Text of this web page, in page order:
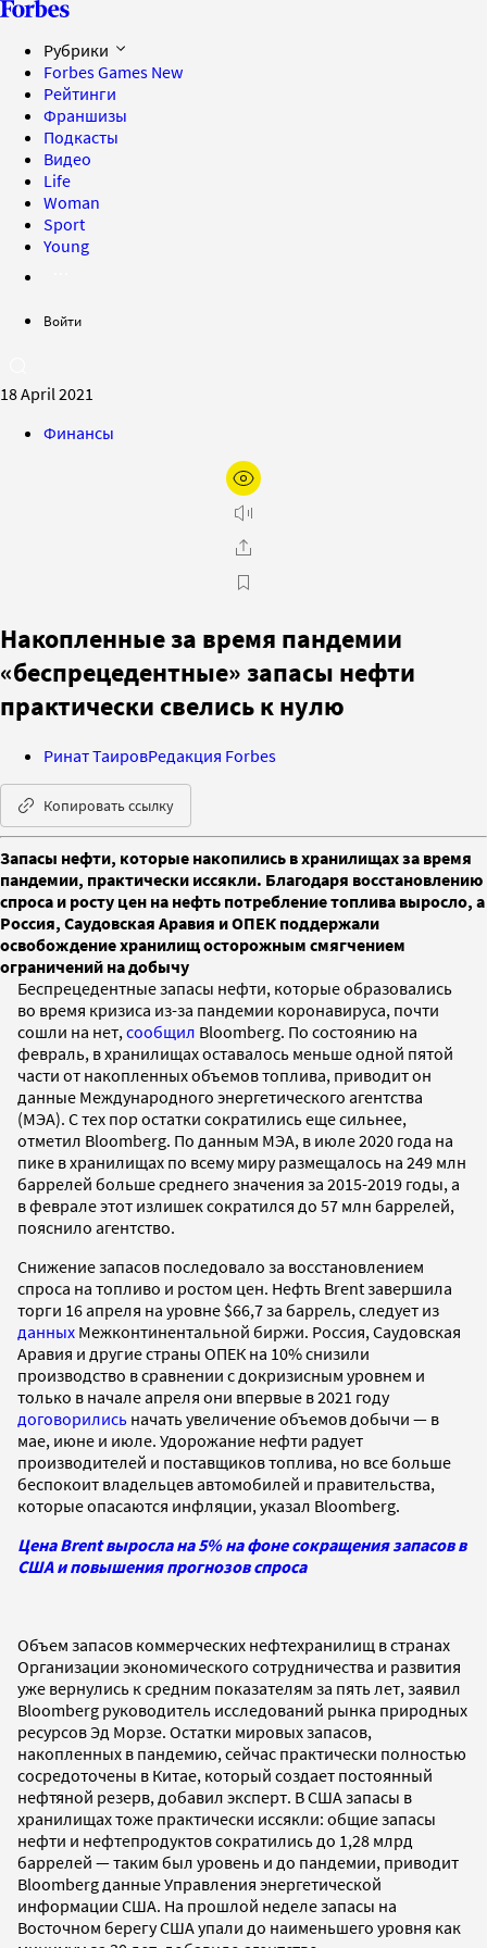
Рубрики
Forbes Games New
Рейтинги
Франшизы
Подкасты
Видео
Life
Woman
Sport
Young
Войти
18 April 2021
Финансы
Накопленные за время пандемии
«беспрецедентные» запасы нефти
практически свелись к нулю
Ринат ТаировРедакция Forbes
Копировать ссылку
Запасы нефти, которые накопились в хранилищах за время
пандемии, практически иссякли. Благодаря восстановлению
спроса и росту цен на нефть потребление топлива выросло, а
Россия, Саудовская Аравия и ОПЕК поддержали
освобождение хранилищ осторожным смягчением
ограничений на добычу
Беспрецедентные запасы нефти, которые образовались
во время кризиса из-за пандемии коронавируса, почти
сошли на нет, сообщил Bloomberg. По состоянию на
февраль, в хранилищах оставалось меньше одной пятой
части от накопленных объемов топлива, приводит он
данные Международного энергетического агентства
(МЭА). С тех пор остатки сократились еще сильнее,
отметил Bloomberg. По данным МЭА, в июле 2020 года на
пике в хранилищах по всему миру размещалось на 249 млн
баррелей больше среднего значения за 2015-2019 годы, а
в феврале этот излишек сократился до 57 млн баррелей,
пояснило агентство.
Снижение запасов последовало за восстановлением
спроса на топливо и ростом цен. Нефть Brent завершила
торги 16 апреля на уровне $66,7 за баррель, следует из
данных Межконтинентальной биржи. Россия, Саудовская
Аравия и другие страны ОПЕК на 10% снизили
производство в сравнении с докризисным уровнем и
только в начале апреля они впервые в 2021 году
договорились начать увеличение объемов добычи — в
мае, июне и июле. Удорожание нефти радует
производителей и поставщиков топлива, но все больше
беспокоит владельцев автомобилей и правительства,
которые опасаются инфляции, указал Bloomberg.
Цена Brent выросла на 5% на фоне сокращения запасов в
США и повышения прогнозов спроса
Объем запасов коммерческих нефтехранилищ в странах
Организации экономического сотрудничества и развития
уже вернулись к средним показателям за пять лет, заявил
Bloomberg руководитель исследований рынка природных
ресурсов Эд Морзе. Остатки мировых запасов,
накопленных в пандемию, сейчас практически полностью
сосредоточены в Китае, который создает постоянный
нефтяной резерв, добавил эксперт. В США запасы в
хранилищах тоже практически иссякли: общие запасы
нефти и нефтепродуктов сократились до 1,28 млрд
баррелей — таким был уровень и до пандемии, приводит
Bloomberg данные Управления энергетической
информации США. На прошлой неделе запасы на
Восточном берегу США упали до наименьшего уровня как